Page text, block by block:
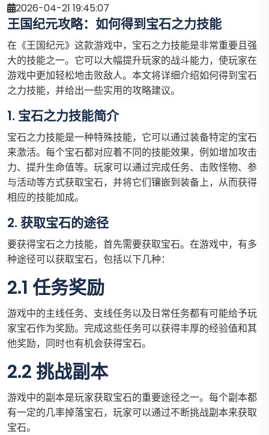
2026-04-21 19:45:07
王国纪元攻略：如何得到宝石之力技能
在《王国纪元》这款游戏中，宝石之力技能是非常重要且强
大的技能之一。它可以大幅提升玩家的战斗能力，使玩家在
游戏中更加轻松地击败敌人。本文将详细介绍如何得到宝石
之力技能，并给出一些实用的攻略建议。
1. 宝石之力技能简介
宝石之力技能是一种特殊技能，它可以通过装备特定的宝石
来激活。每个宝石都对应着不同的技能效果，例如增加攻击
力、提升生命值等。玩家可以通过完成任务、击败怪物、参
与活动等方式获取宝石，并将它们镶嵌到装备上，从而获得
相应的技能加成。
2. 获取宝石的途径
要获得宝石之力技能，首先需要获取宝石。在游戏中，有多
种途径可以获取宝石，包括以下几种：
2.1 任务奖励
游戏中的主线任务、支线任务以及日常任务都有可能给予玩
家宝石作为奖励。完成这些任务可以获得丰厚的经验值和其
他奖励，同时也有机会获得宝石。
2.2 挑战副本
游戏中的副本是玩家获取宝石的重要途径之一。每个副本都
有一定的几率掉落宝石，玩家可以通过不断挑战副本来获取
宝石。